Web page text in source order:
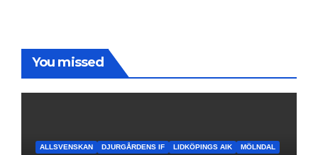
You missed
ALLSVENSKAN DJURGÅRDENS IF LIDKÖPINGS AIK MÖLNDAL